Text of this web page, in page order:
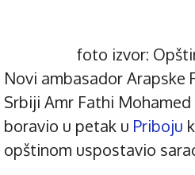
foto izvor:
Novi ambasador Arapske
Srbiji Amr Fathi
boravio u petak u Priboju
opštinom uspostavio